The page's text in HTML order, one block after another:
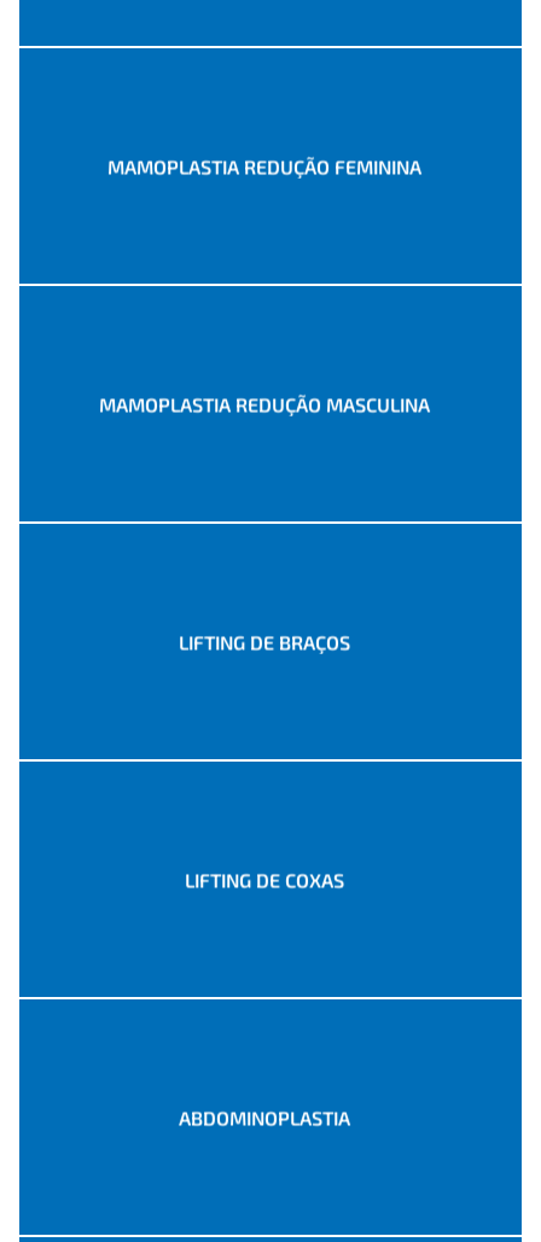
MAMOPLASTIA REDUÇÃO FEMININA
MAMOPLASTIA REDUÇÃO MASCULINA
LIFTING DE BRAÇOS
LIFTING DE COXAS
ABDOMINOPLASTIA